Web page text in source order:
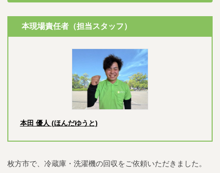
本現場責任者（担当スタッフ）
本田 優人 (ほんだゆうと)
枚方市で、冷蔵庫・洗濯機の回収をご依頼いただきました。